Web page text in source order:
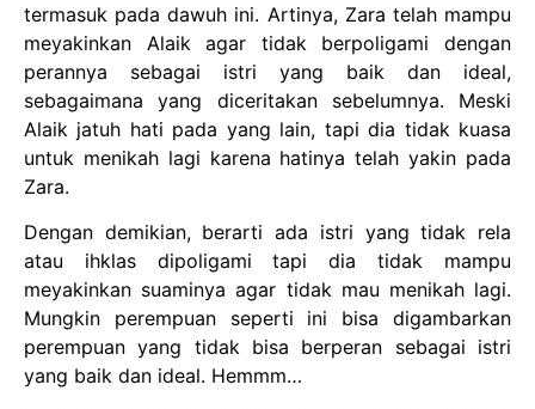
termasuk pada dawuh ini. Artinya, Zara telah mampu
meyakinkan Alaik agar tidak berpoligami dengan
perannya sebagai istri yang baik dan ideal,
sebagaimana yang diceritakan sebelumnya. Meski
Alaik jatuh hati pada yang lain, tapi dia tidak kuasa
untuk menikah lagi karena hatinya telah yakin pada
Zara.
Dengan demikian, berarti ada istri yang tidak rela
atau ihklas dipoligami tapi dia tidak mampu
meyakinkan suaminya agar tidak mau menikah lagi.
Mungkin perempuan seperti ini bisa digambarkan
perempuan yang tidak bisa berperan sebagai istri
yang baik dan ideal. Hemmm…